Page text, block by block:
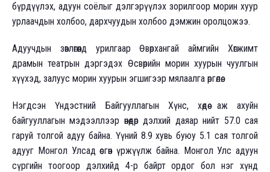
бүрдүүлэх, адуун соёлыг дэлгэрүүлэх зорилгоор морин хуур
урлаачдын холбоо, дархчуудын холбоо дэмжин оролцожээ.
Адуучдын зөвлөгөөнд урилгаар Өвөрхангай аймгийн Хөгжимт
драмын театрын дэргэдэх Өсвөрийн морин хуурын чуулгын
хүүхэд, залуус морин хуурын эгшигээр мялаалга өргөлөө.
Нэгдсэн Үндэстний Байгууллагын Хүнс, хөдөө аж ахуйн
байгууллагын мэдээллээр өнөөдөр дэлхий даяар нийт 57.0 сая
гаруй толгой адуу байна. Үүний 8.9 хувь буюу 5.1 сая толгой
адууг Монгол Улсад өсгөн үржүүлж байна. Монгол Улс адуун
сүргийн тоогоор дэлхийд 4-р байрт ордог бол нэг хүнд